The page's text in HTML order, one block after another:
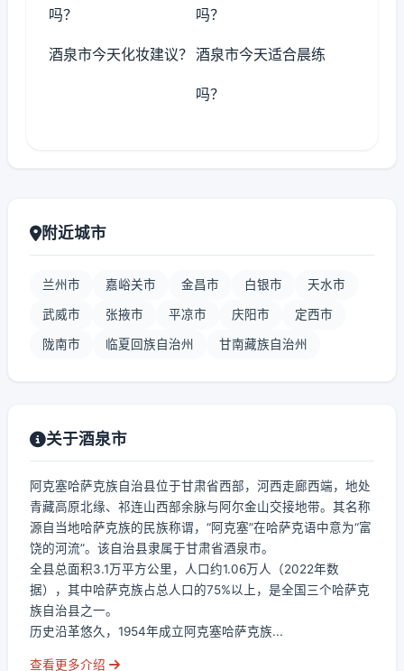
吗？ 吗？
酒泉市今天化妆建议？ 酒泉市今天适合晨练
吗？
附近城市
兰州市 嘉峪关市 金昌市 白银市 天水市
武威市 张掖市 平凉市 庆阳市 定西市
陇南市 临夏回族自治州 甘南藏族自治州
关于酒泉市
阿克塞哈萨克族自治县位于甘肃省西部，河西走廊西端，地处
青藏高原北缘、祁连山西部余脉与阿尔金山交接地带。其名称
源自当地哈萨克族的民族称谓，“阿克塞”在哈萨克语中意为“富
饶的河流”。该自治县隶属于甘肃省酒泉市。
全县总面积3.1万平方公里，人口约1.06万人（2022年数
据），其中哈萨克族占总人口的75%以上，是全国三个哈萨克
族自治县之一。
历史沿革悠久，1954年成立阿克塞哈萨克族...
查看更多介绍